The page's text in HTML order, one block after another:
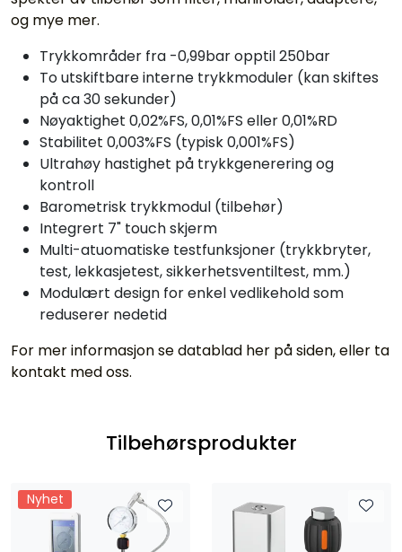
og mye mer.
Trykkområder fra -0,99bar opptil 250bar
To utskiftbare interne trykkmoduler (kan skiftes
på ca 30 sekunder)
Nøyaktighet 0,02%FS, 0,01%FS eller 0,01%RD
Stabilitet 0,003%FS (typisk 0,001%FS)
Ultrahøy hastighet på trykkgenerering og
kontroll
Barometrisk trykkmodul (tilbehør)
Integrert 7" touch skjerm
Multi-atuomatiske testfunksjoner (trykkbryter,
test, lekkasjetest, sikkerhetsventiltest, mm.)
Modulært design for enkel vedlikehold som
reduserer nedetid
For mer informasjon se datablad her på siden, eller ta
kontakt med oss.
Tilbehørsprodukter
Nyhet